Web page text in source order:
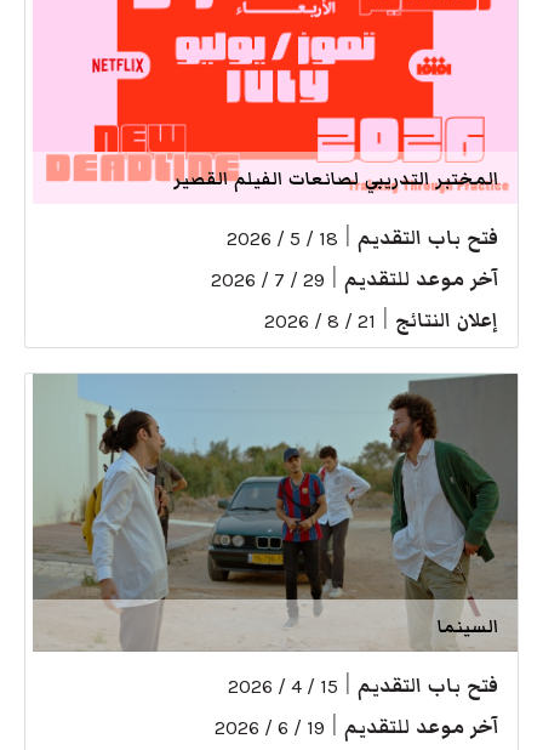
المختبر التدريبي لصانعات الفيلم القصير
فتح باب التقديم 18 / 5 / 2026
آخر موعد للتقديم 29 / 7 / 2026
إعلان النتائج 21 / 8 / 2026
السينما
فتح باب التقديم 15 / 4 / 2026
آخر موعد للتقديم 19 / 6 / 2026